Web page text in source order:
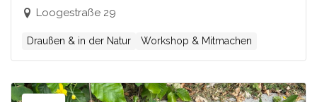
Eppendorf
Loogestraße 29
Draußen & in der Natur Workshop & Mitmachen